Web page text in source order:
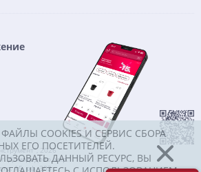
2026
г. Домодедово, мкр.
15, оф. 303
COOKIES И СЕРВИС СБОРА
ЕГО ПОСЕТИТЕЛЕЙ.
ДАННЫЙ РЕСУРС, ВЫ